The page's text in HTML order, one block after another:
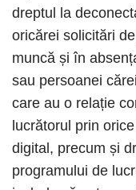
dreptul la
oricărei solicitări
muncă și în
sau persoanei
care au o relație
lucrătorul prin
digital, precum și
programului de